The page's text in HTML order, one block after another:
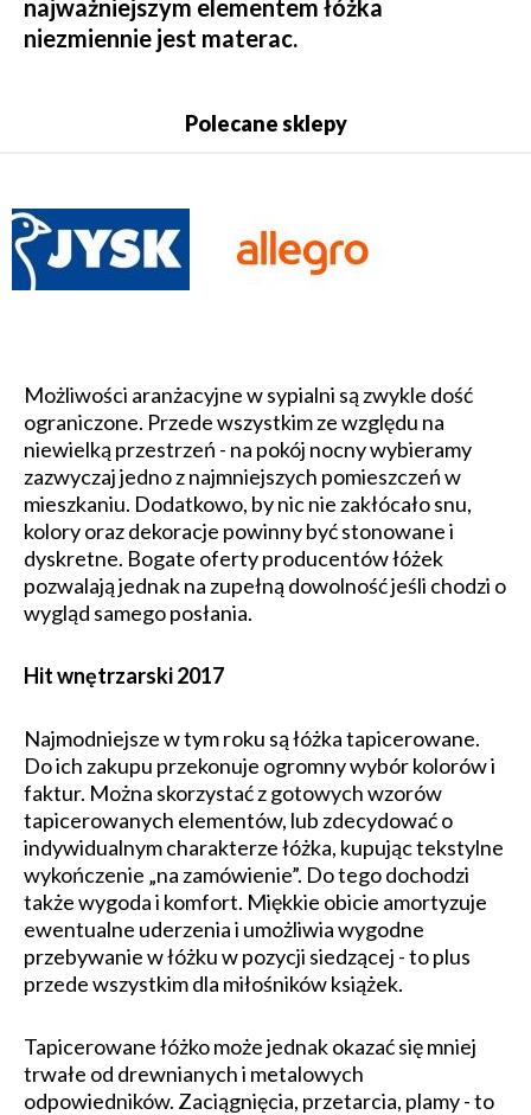
najważniejszym elementem łóżka
niezmiennie jest materac.
Polecane sklepy
Możliwości aranżacyjne w sypialni są zwykle dość
ograniczone. Przede wszystkim ze względu na
niewielką przestrzeń - na pokój nocny wybieramy
zazwyczaj jedno z najmniejszych pomieszczeń w
mieszkaniu. Dodatkowo, by nic nie zakłócało snu,
kolory oraz dekoracje powinny być stonowane i
dyskretne. Bogate oferty producentów łóżek
pozwalają jednak na zupełną dowolność jeśli chodzi o
wygląd samego posłania.
Hit wnętrzarski 2017
Najmodniejsze w tym roku są łóżka tapicerowane.
Do ich zakupu przekonuje ogromny wybór kolorów i
faktur. Można skorzystać z gotowych wzorów
tapicerowanych elementów, lub zdecydować o
indywidualnym charakterze łóżka, kupując tekstylne
wykończenie „na zamówienie”. Do tego dochodzi
także wygoda i komfort. Miękkie obicie amortyzuje
ewentualne uderzenia i umożliwia wygodne
przebywanie w łóżku w pozycji siedzącej - to plus
przede wszystkim dla miłośników książek.
Tapicerowane łóżko może jednak okazać się mniej
trwałe od drewnianych i metalowych
odpowiedników. Zaciągnięcia, przetarcia, plamy - to